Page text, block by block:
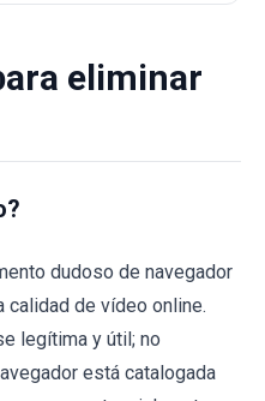
eliminar
dudoso de navegador
calidad de vídeo online.
legítima y útil; no
está catalogada